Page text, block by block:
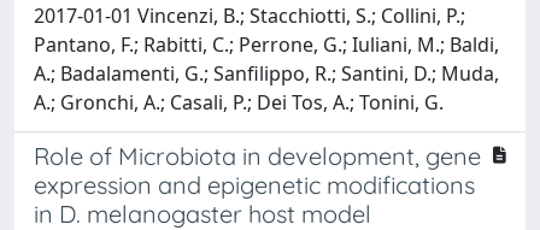
2017-01-01 Vincenzi, B.; Stacchiotti, S.; Collini, P.;
Pantano, F.; Rabitti, C.; Perrone, G.; Iuliani, M.; Baldi,
A.; Badalamenti, G.; Sanfilippo, R.; Santini, D.; Muda,
A.; Gronchi, A.; Casali, P.; Dei Tos, A.; Tonini, G.
Role of Microbiota in development, gene
expression and epigenetic modifications
in D. melanogaster host model